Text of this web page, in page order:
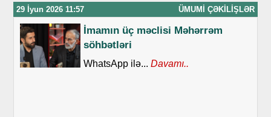
29 İyun 2026 11:57 ÜMUMI ÇƏKILIŞLƏR
İmamın üç məclisi Məhərrəm
söhbətləri
WhatsApp ilə... Davamı..